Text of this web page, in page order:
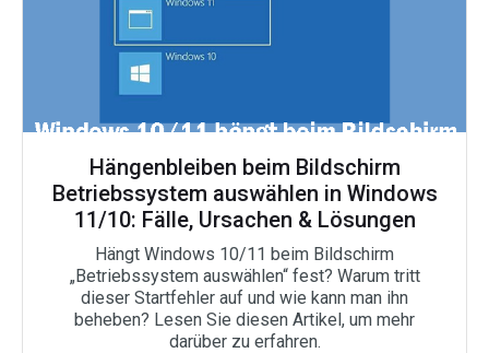
Hängenbleiben beim Bildschirm
Betriebssystem auswählen in Windows
11/10: Fälle, Ursachen & Lösungen
Hängt Windows 10/11 beim Bildschirm
„Betriebssystem auswählen“ fest? Warum tritt
dieser Startfehler auf und wie kann man ihn
beheben? Lesen Sie diesen Artikel, um mehr
darüber zu erfahren.